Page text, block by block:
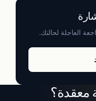
العاجلة لحالتك.
معقدة؟